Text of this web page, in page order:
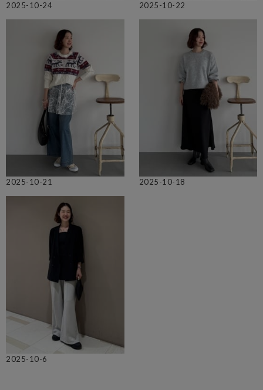
2025-10-24 2025-10-22
2025-10-21 2025-10-18
2025-10-6